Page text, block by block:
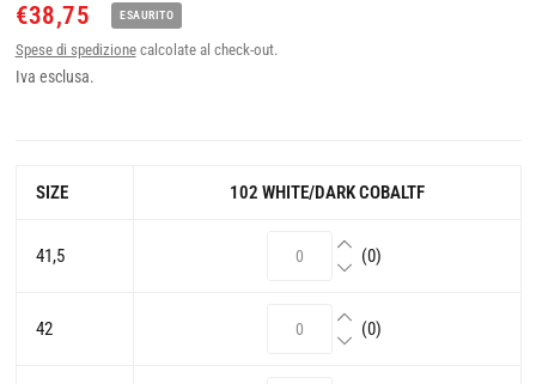
€38,75 ESAURITO
Spese di spedizionecalcolate al check-out.
Iva esclusa.
SIZE 102 WHITE/DARK COBALTF
41,5 (0)
42 (0)